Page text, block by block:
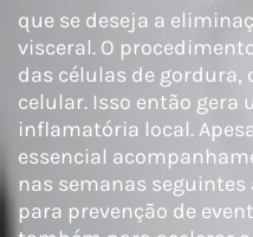
que se deseja a
visceral. O
das células de gordura,
celular. Isso então gera
inflamatória local.
essencial
nas semanas
para prevenção de